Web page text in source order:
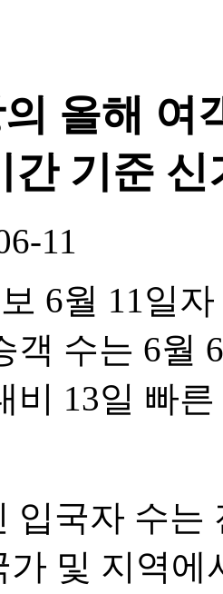
올해 여
간 기준
11
6월 11일
객 수는 6월
비 13일 빠
입국자 수는
가 및 지역